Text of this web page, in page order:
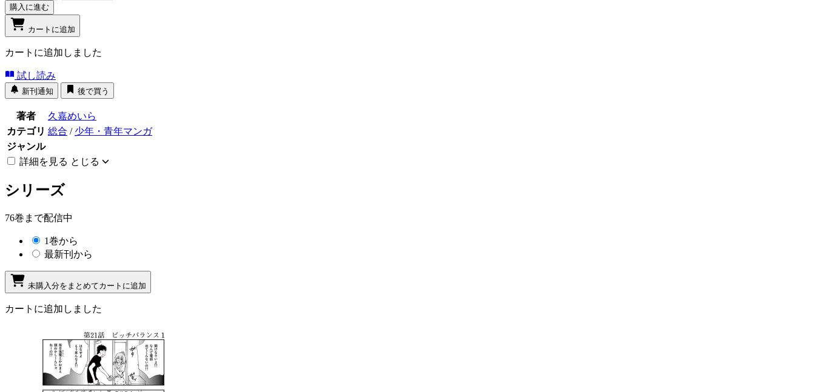
購入に進む
カートに追加
カートに追加しました
試し読み
新刊通知 後で買う
著者
久嘉めいら
カテゴリ 総合 / 少年・青年マンガ
ジャンル
詳細を見る とじる
シリーズ
76巻まで配信中
1巻から
最新刊から
未購入分をまとめてカートに追加
カートに追加しました